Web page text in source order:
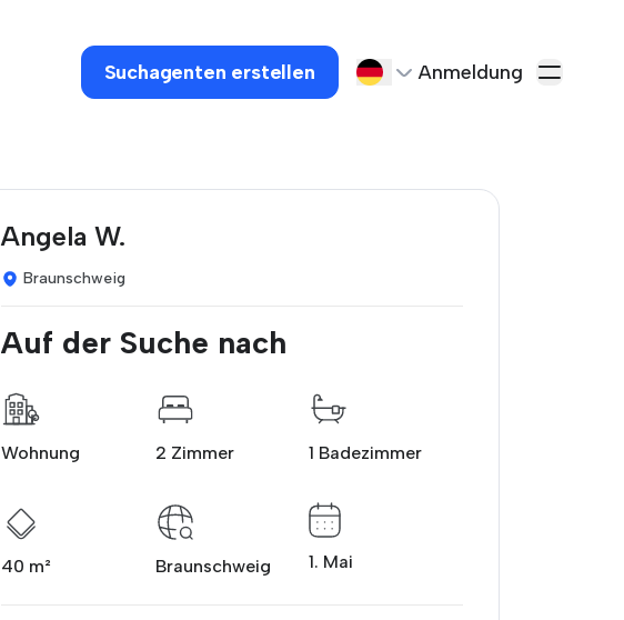
Suchagenten erstellen Anmeldung
Angela W.
Braunschweig
Auf der Suche nach
Wohnung 2 Zimmer 1 Badezimmer
40 m² Braunschweig 1. Mai